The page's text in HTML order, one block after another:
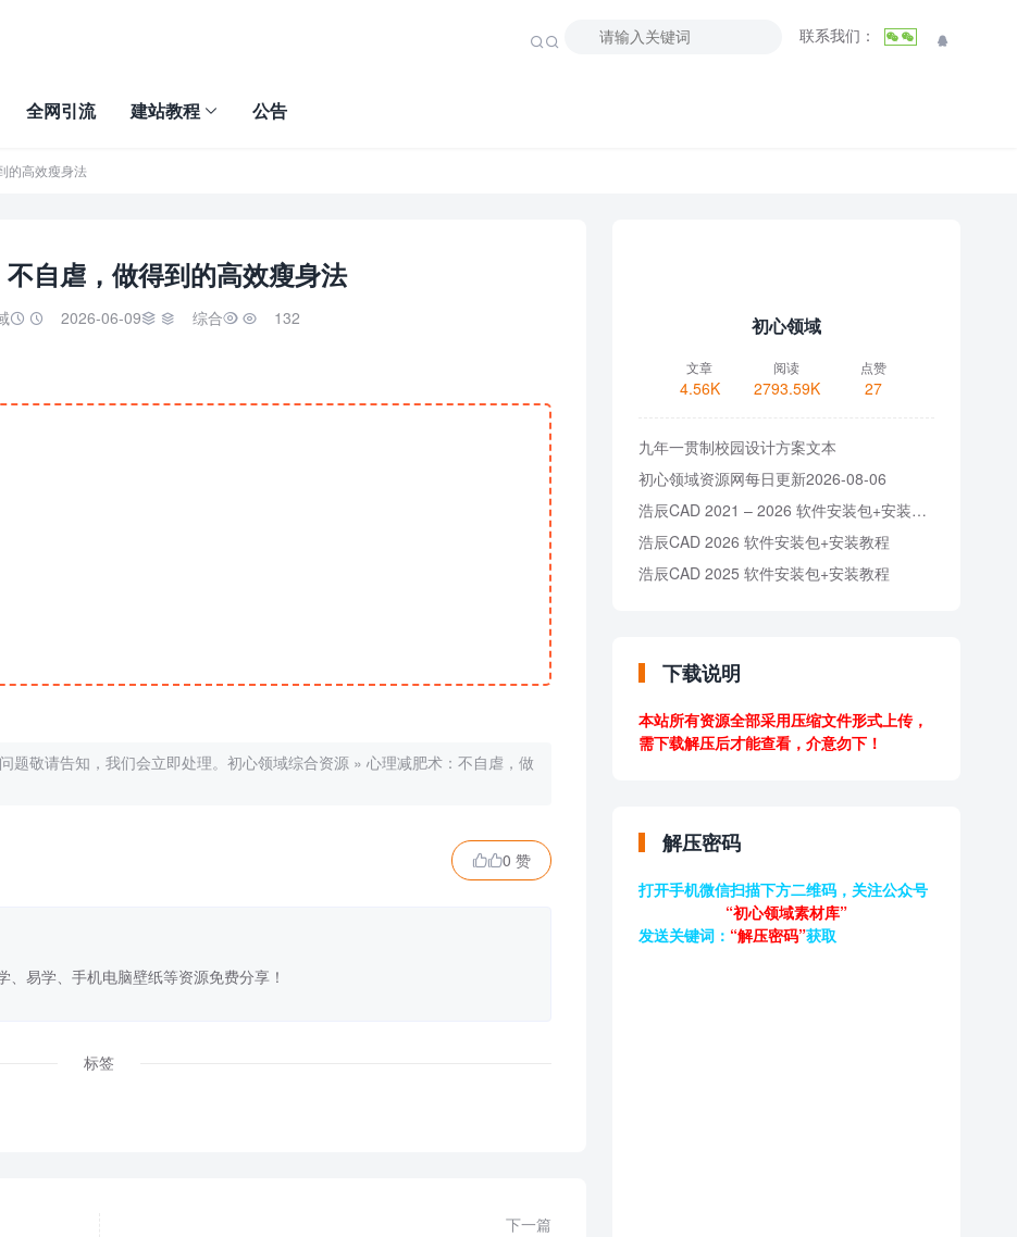
联系我们：  

全网引流 建站教程 公告
的高效瘦身法
自虐，做得到的高效瘦身法
 2026-06-09  综合  132
敬请告知，我们会立即处理。 初心领域综合资源 » 心理减肥术：不自虐，做
0 赞
易学、手机电脑壁纸等资源免费分享！
标签
下一篇
初心领域
文章
4.56K
阅读
2793.59K
点赞
27
九年一贯制校园设计方案文本
初心领域资源网每日更新2026-08-06
浩辰CAD 2021 – 2026 软件安装包+安装教程
浩辰CAD 2026 软件安装包+安装教程
浩辰CAD 2025 软件安装包+安装教程
下载说明
本站所有资源全部采用压缩文件形式上传，
需下载解压后才能查看，介意勿下！
解压密码
打开手机微信扫描下方二维码，关注公众号
“初心领域素材库”
发送关键词： “解压密码”获取